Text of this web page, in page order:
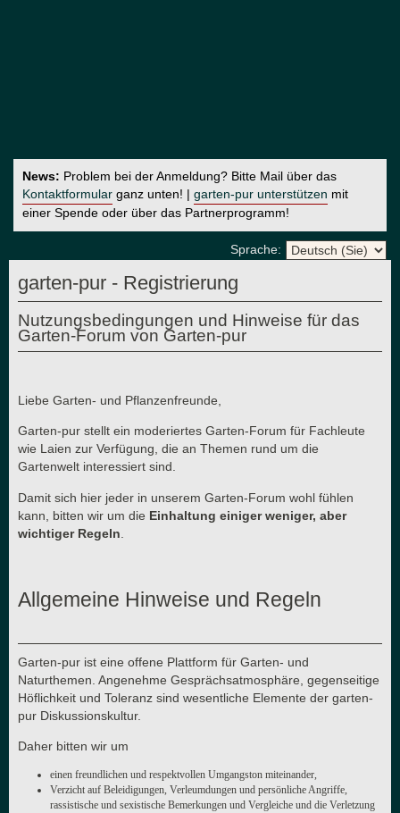
News: Problem bei der Anmeldung? Bitte Mail über das
Kontaktformular ganz unten! | garten-pur unterstützen mit
einer Spende oder über das Partnerprogramm!
Sprache:
garten-pur - Registrierung
Nutzungsbedingungen und Hinweise für das
Garten-Forum von Garten-pur
Liebe Garten- und Pflanzenfreunde,
Garten-pur stellt ein moderiertes Garten-Forum für Fachleute
wie Laien zur Verfügung, die an Themen rund um die
Gartenwelt interessiert sind.
Damit sich hier jeder in unserem Garten-Forum wohl fühlen
kann, bitten wir um die Einhaltung einiger weniger, aber
wichtiger Regeln
Allgemeine Hinweise und Regeln
Garten-pur ist eine offene Plattform für Garten- und
Naturthemen. Angenehme Gesprächsatmosphäre, gegenseitige
Höflichkeit und Toleranz sind wesentliche Elemente der garten-
pur Diskussionskultur.
Daher bitten wir um
einen freundlichen und respektvollen Umgangston miteinander,
Verzicht auf Beleidigungen, Verleumdungen und persönliche Angriffe,
rassistische und sexistische Bemerkungen und Vergleiche und die Verletzung